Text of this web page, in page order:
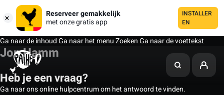
Reserveer gemakkelijk
met onze gratis app
INSTALLER
EN
Ga naar de inhoudGa naar het menuZoekenGa naar de voettekst
Jon Hamm
Heb je een vraag?
Ga naar ons online hulpcentrum om het antwoord te vinden.